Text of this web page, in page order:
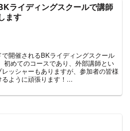
ライディングスクールで講師
ます
開催されるBKライディングスクール
初めてのコースであり、外部講師とい
ッシャーもありますが、参加者の皆様
ように頑張ります！...